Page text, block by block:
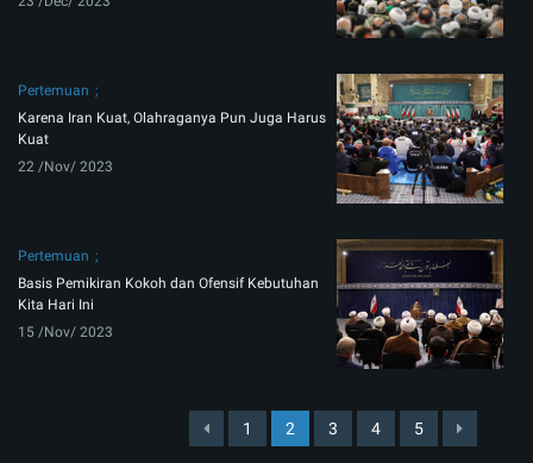
Pertemuan
Karena Iran Kuat, Olahraganya Pun Juga Harus
Kuat
22 /Nov/ 2023
Pertemuan
Basis Pemikiran Kokoh dan Ofensif Kebutuhan
Kita Hari Ini
15 /Nov/ 2023
1 2 3 4 5